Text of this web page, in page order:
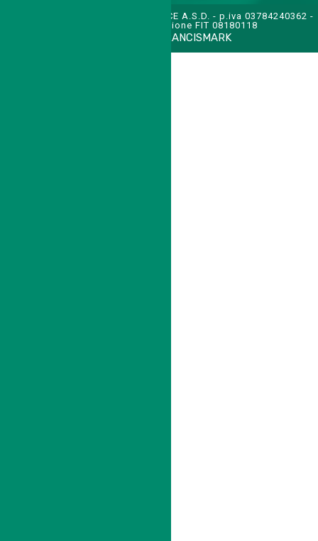
TENNIS CLUB SAN FELICE A.S.D. - p.iva 03784240362 -
cod. affiliazione FIT 08180118
FRANCISMARK